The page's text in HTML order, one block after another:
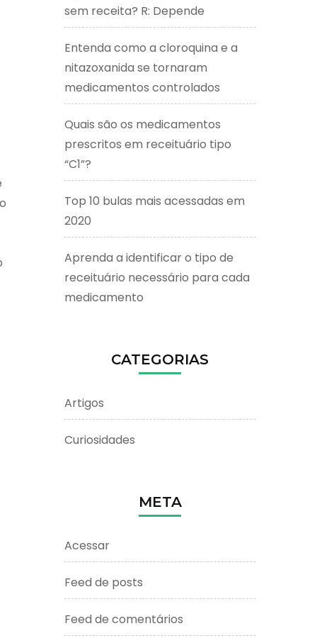
sem receita? R: Depende
Entenda como a cloroquina e a
nitazoxanida se tornaram
medicamentos controlados
Quais são os medicamentos
prescritos em receituário tipo
“C1”?
Top 10 bulas mais acessadas em
2020
Aprenda a identificar o tipo de
receituário necessário para cada
medicamento
CATEGORIAS
Artigos
Curiosidades
META
Acessar
Feed de posts
Feed de comentários